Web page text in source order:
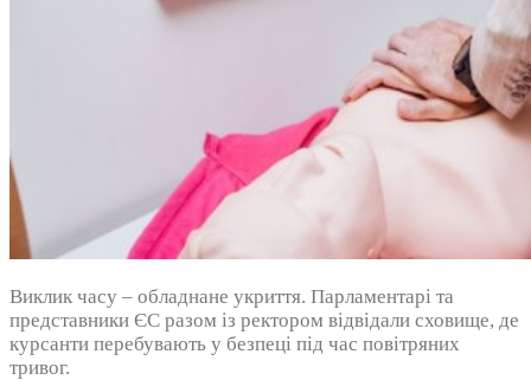
Виклик часу – обладнане укриття. Парламентарі та
представники ЄС разом із ректором відвідали сховище, де
курсанти перебувають у безпеці під час повітряних
тривог.